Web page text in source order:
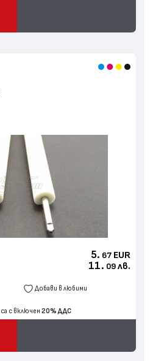
5. 67 EUR
11. 09 лв.
Добави в любими
с включен 20% ДДС